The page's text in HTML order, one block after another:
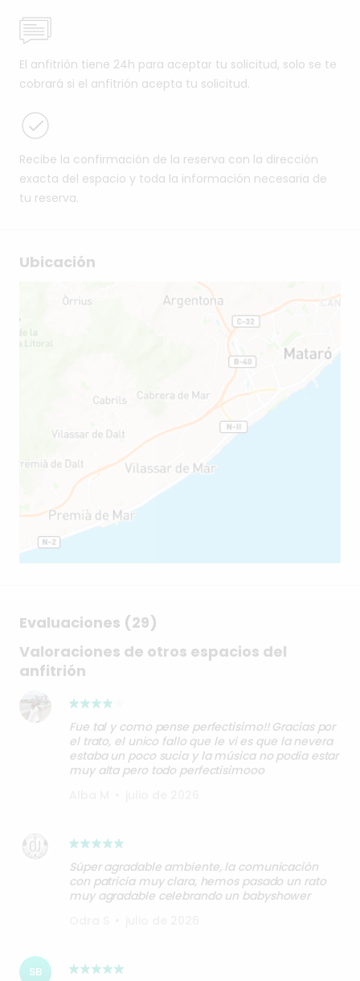
El anfitrión tiene 24h para aceptar tu solicitud, solo se te
cobrará si el anfitrión acepta tu solicitud.
Recibe la confirmación de la reserva con la dirección
exacta del espacio y toda la información necesaria de
tu reserva.
Ubicación
Evaluaciones (29)
Valoraciones de otros espacios del
anfitrión
Fue tal y como pense perfectisimo!! Gracias por
el trato, el unico fallo que le vi es que la nevera
estaba un poco sucia y la música no podia estar
muy alta pero todo perfectisimooo
Súper agradable ambiente, la comunicación
con patricia muy clara, hemos pasado un rato
muy agradable celebrando un babyshower
SB